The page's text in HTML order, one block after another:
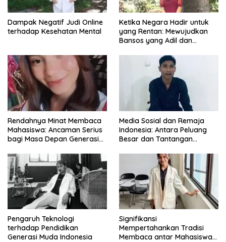
Dampak Negatif Judi Online
terhadap Kesehatan Mental
Ketika Negara Hadir untuk
yang Rentan: Mewujudkan
Bansos yang Adil dan
Rendahnya Minat Membaca
Mahasiswa: Ancaman Serius
bagi Masa Depan Generasi
Media Sosial dan Remaja
Indonesia: Antara Peluang
Besar dan Tantangan
Pengaruh Teknologi
terhadap Pendidikan
Generasi Muda Indonesia
Signifikansi
Mempertahankan Tradisi
Membaca antar Mahasiswa